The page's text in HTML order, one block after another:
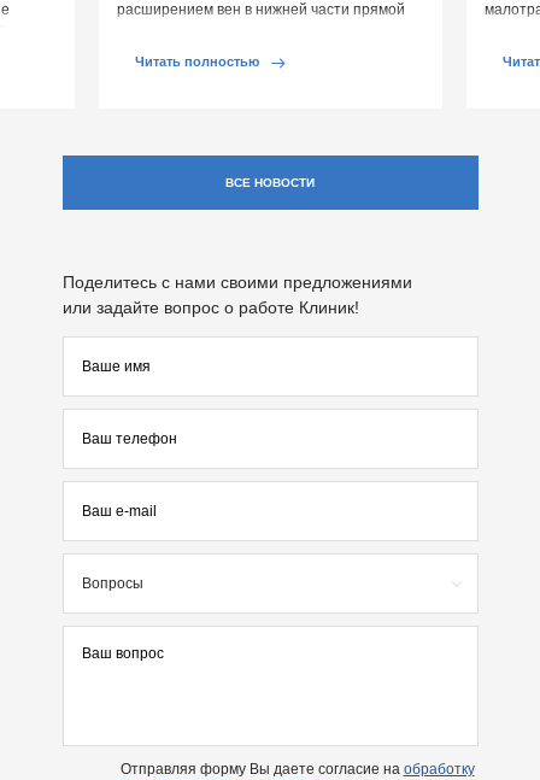
расширением вен в нижней части прямой
обострении […]
Читать полностью
ВСЕ НОВОСТИ
Поделитесь с нами своими предложениями
или задайте вопрос о работе Клиник!
Вопросы
Отправляя форму Вы даете согласие на обработку